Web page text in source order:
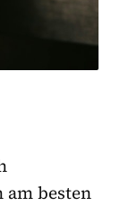
am besten